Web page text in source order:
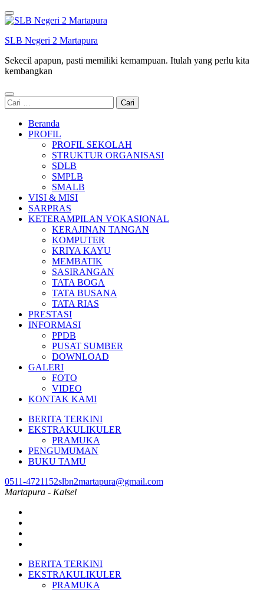
Lompat
ke
(Tekan
SLB Negeri 2 Martapura
Sekecil apapun, pasti memiliki kemampuan. Itulah yang perlu kita
kembangkan
Cari
untuk:
Beranda
PROFIL
PROFIL SEKOLAH
STRUKTUR ORGANISASI
SDLB
SMPLB
SMALB
VISI & MISI
SARPRAS
KETERAMPILAN VOKASIONAL
KERAJINAN TANGAN
KOMPUTER
KRIYA KAYU
MEMBATIK
SASIRANGAN
TATA BOGA
TATA BUSANA
TATA RIAS
PRESTASI
INFORMASI
PPDB
PUSAT SUMBER
DOWNLOAD
GALERI
FOTO
VIDEO
KONTAK KAMI
BERITA TERKINI
EKSTRAKULIKULER
PRAMUKA
PENGUMUMAN
BUKU TAMU
0511-4721152slbn2martapura@gmail.com
Martapura - Kalsel
BERITA TERKINI
EKSTRAKULIKULER
PRAMUKA